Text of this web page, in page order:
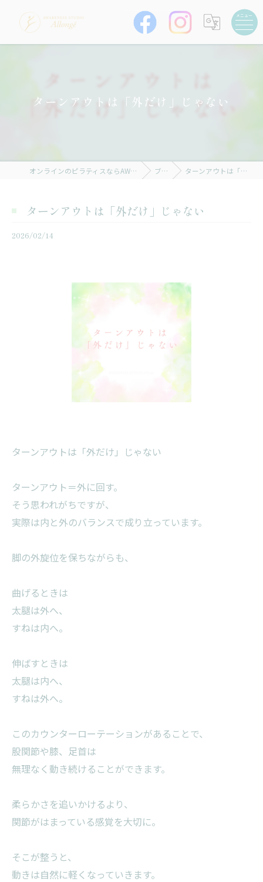
ターンアウトは「外だけ」じゃない
オンラインのピラティスならAWARENESS STUDIO Allongé ブログ ターンアウトは「外だけ」じゃない
ターンアウトは「外だけ」じゃない
2026/02/14
ターンアウトは「外だけ」じゃない
ターンアウト＝外に回す。
そう思われがちですが、
実際は内と外のバランスで成り立っています。
脚の外旋位を保ちながらも、
曲げるときは
太腿は外へ、
すねは内へ。
伸ばすときは
太腿は内へ、
すねは外へ。
このカウンターローテーションがあることで、
股関節や膝、足首は
無理なく動き続けることができます。
柔らかさを追いかけるより、
関節がはまっている感覚を大切に。
そこが整うと、
動きは自然に軽くなっていきます。